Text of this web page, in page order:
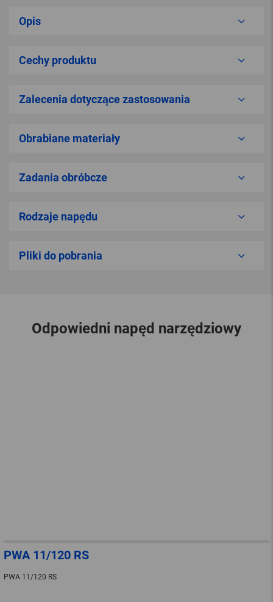
Opis
Cechy produktu
Zalecenia dotyczące zastosowania
Obrabiane materiały
Zadania obróbcze
Rodzaje napędu
Pliki do pobrania
Odpowiedni napęd narzędziowy
PWA 11/120 RS
PWA 11/120 RS